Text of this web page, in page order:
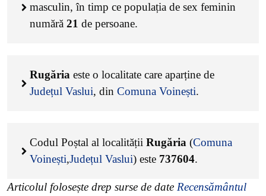
masculin, în timp ce populația de sex feminin
numără 21 de persoane.
Rugăria este o localitate care aparține de
Județul Vaslui, din Comuna Voinești.
Codul Poștal al localității Rugăria (Comuna
Voinești,Județul Vaslui) este 737604.
Articolul folosește drep surse de date Recensământul